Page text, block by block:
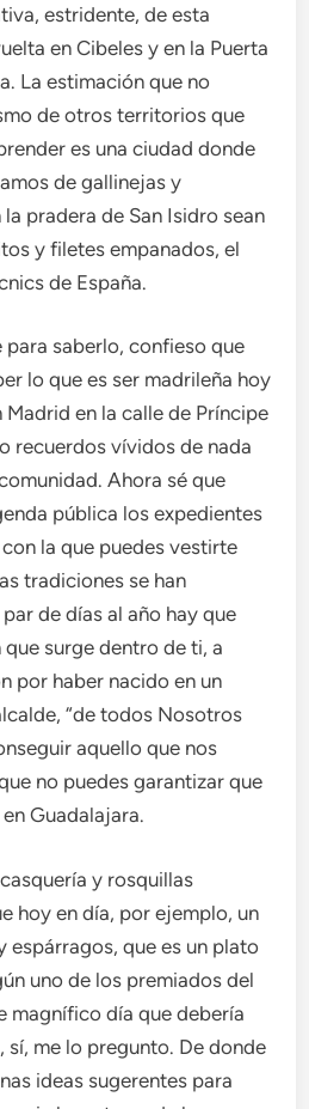
estridente, de esta
en Cibeles y en la Puerta
La estimación que no
de otros territorios que
es una ciudad donde
de gallinejas y
pradera de San Isidro sean
y filetes empanados, el
de España.
para saberlo, confieso que
lo que es ser madrileña hoy
Madrid en la calle de Príncipe
recuerdos vívidos de nada
Ahora sé que
pública los expedientes
la que puedes vestirte
tradiciones se han
de días al año hay que
surge dentro de ti, a
por haber nacido en un
“de todos Nosotros
aquello que nos
no puedes garantizar que
Guadalajara.
y rosquillas
hoy en día, por ejemplo, un
espárragos, que es un plato
uno de los premiados del
magnífico día que debería
sí, me lo pregunto. De donde
ideas sugerentes para